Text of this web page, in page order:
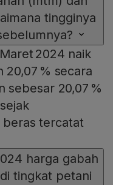
tingginya
2024 naik
20,07 % secara
sebesar 20,07 %
beras tercatat
harga gabah
tingkat petani